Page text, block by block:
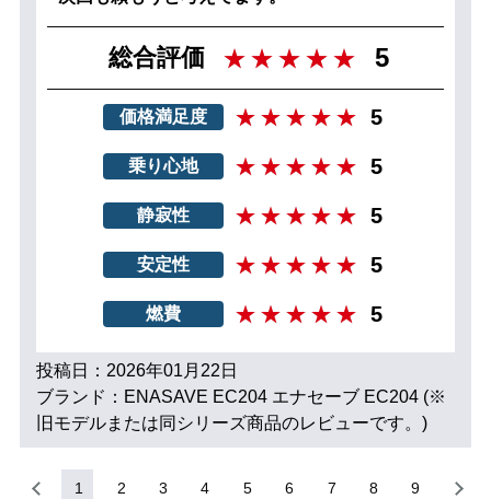
総合評価 5
価格満足度 5
乗り心地 5
静寂性 5
安定性 5
燃費 5
投稿日：2026年01月22日
ブランド：ENASAVE EC204 エナセーブ EC204 (※
旧モデルまたは同シリーズ商品のレビューです。)
1 2 3 4 5 6 7 8 9